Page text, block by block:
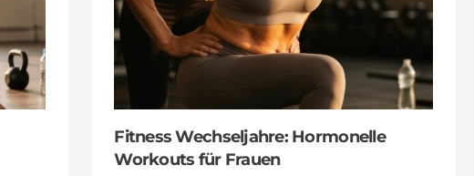
Fitness Wechseljahre: Hormonelle
Workouts für Frauen